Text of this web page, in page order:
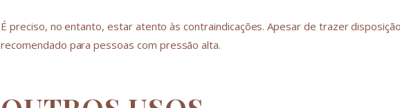
É preciso, no entanto, estar atento às contraindicações. Apesar de trazer
recomendado para pessoas com pressão alta.